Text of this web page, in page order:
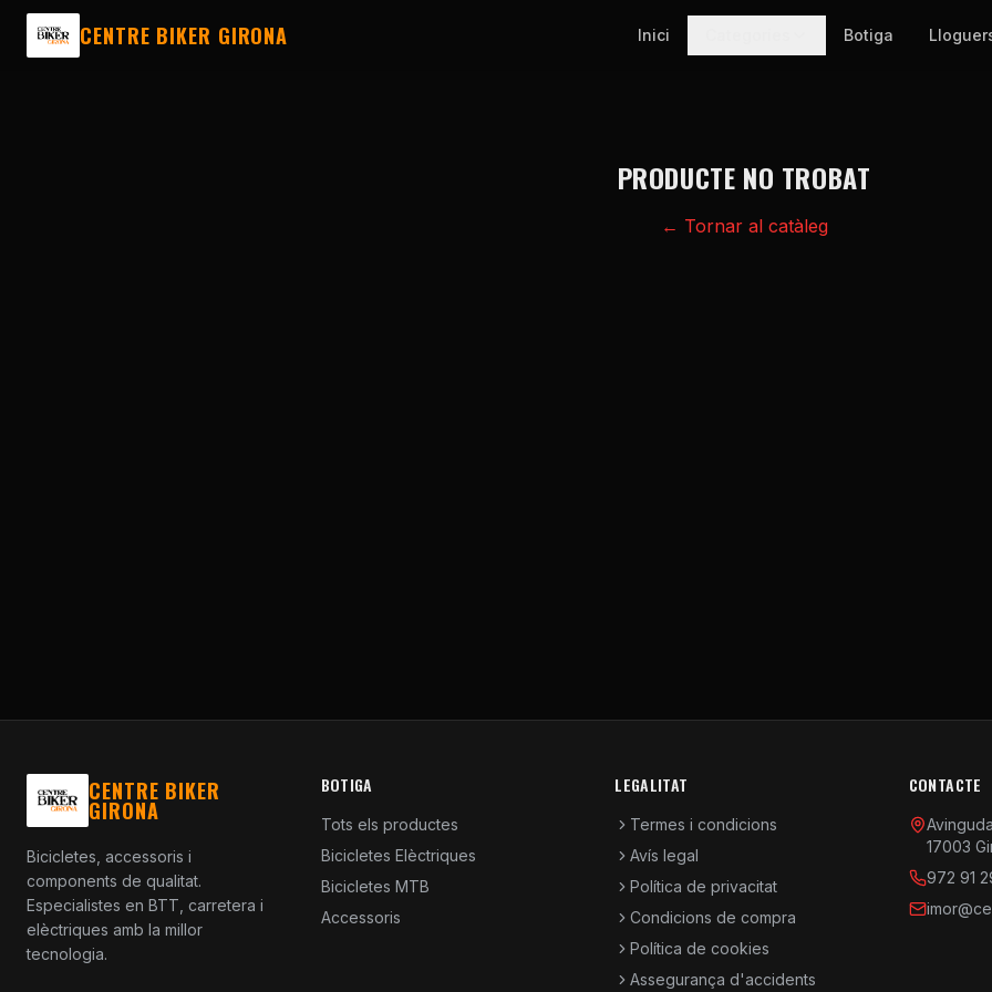
CENTRE BIKER GIRONA Inici Botiga
PRODUCTE NO TROBAT
← Tornar al catàleg
CENTRE BIKER
GIRONA
Bicicletes, accessoris i
components de qualitat.
Especialistes en BTT, carretera i
elèctriques amb la millor
tecnologia.
BOTIGA
Tots els productes
Bicicletes Elèctriques
Bicicletes MTB
Accessoris
LEGALITAT
Termes i condicions
Avís legal
Política de privacitat
Condicions de compra
Política de cookies
Assegurança d'accidents
CONTACTE
17003
972 91